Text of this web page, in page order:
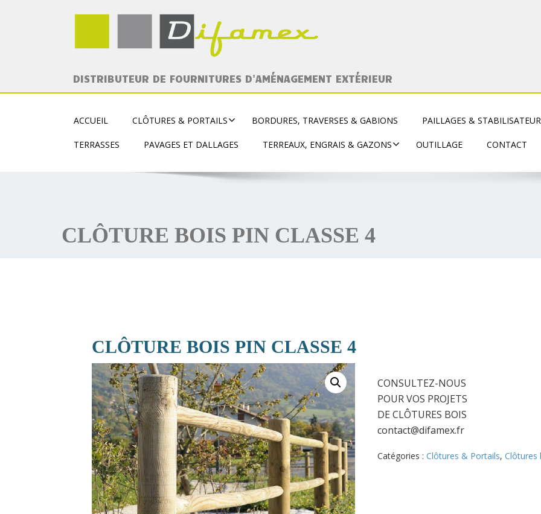
DISTRIBUTEUR DE FOURNITURES D'AMÉNAGEMENT EXTÉRIEUR
ACCUEIL CLÔTURES & PORTAILS BORDURES, TRAVERSES & GABIONS PAILLAGES &
TERRASSES PAVAGES ET DALLAGES TERREAUX, ENGRAIS & GAZONS OUTILLAGE CONTACT
CLÔTURE BOIS PIN CLASSE 4
CLÔTURE BOIS PIN CLASSE 4
CONSULTEZ-NOUS
POUR VOS PROJETS
DE CLÔTURES BOIS
contact@difamex.fr
Catégories : Clôtures & Portails, Clôtures